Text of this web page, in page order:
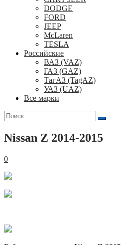
DODGE
FORD
JEEP
McLaren
TESLA
Российские
ВАЗ (VAZ)
ГАЗ (GAZ)
ТагАЗ (TagAZ)
УАЗ (UAZ)
Все марки
Поиск
для:
Nissan Z 2014-2015
0